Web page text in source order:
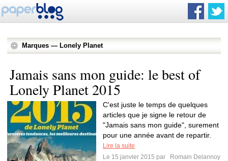
Marques — Lonely Planet
Jamais sans mon guide: le best of
Lonely Planet 2015
C'est juste le temps de quelques
articles que je signe le retour de
"Jamais sans mon guide", surement
pour une année avant de repartir.
Lire la suite
Le 15 janvier 2015 par
Romain Delannoy